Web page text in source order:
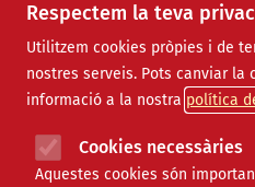
Respectem la teva
Utilitzem cookies pròpies i de
nostres serveis. Pots canviar la
informació a la nostra política
Cookies necessàries
Aquestes cookies són
Recursos
Tots | Econòmic | Jurídic |
Formació | Finançament |
Ofertes de feina
Webinars